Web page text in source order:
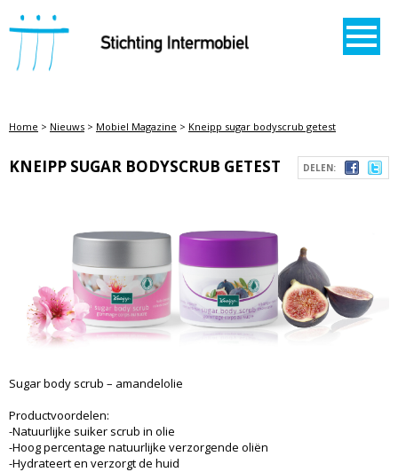
STICHTING INTERMOBIEL
Home > Nieuws > Mobiel Magazine > Kneipp sugar bodyscrub getest
DELEN:
KNEIPP SUGAR BODYSCRUB GETEST
Sugar body scrub – amandelolie
Productvoordelen:
-Natuurlijke suiker scrub in olie
-Hoog percentage natuurlijke verzorgende oliën
-Hydrateert en verzorgt de huid